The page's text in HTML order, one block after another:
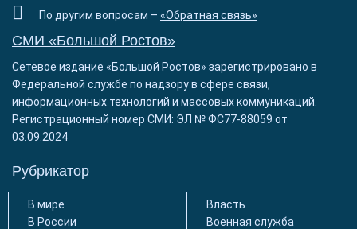
По другим вопросам – «Обратная связь»
СМИ «Большой Ростов»
Сетевое издание «Большой Ростов» зарегистрировано в
Федеральной службе по надзору в сфере связи,
информационных технологий и массовых коммуникаций.
Регистрационный номер СМИ: ЭЛ № ФС77-88059 от
03.09.2024
Рубрикатор
В мире
В России
Власть
Военная служба